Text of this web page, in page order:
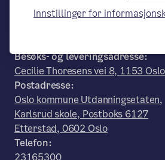
Innstillinger for
Karlsrud skole
Besøks- og leveringsadresse:
Cecilie Thoresens vei 8, 1153 Oslo
Postadresse:
Oslo kommune Utdanningsetaten,
Karlsrud skole, Postboks 6127
Etterstad, 0602 Oslo
Telefon: